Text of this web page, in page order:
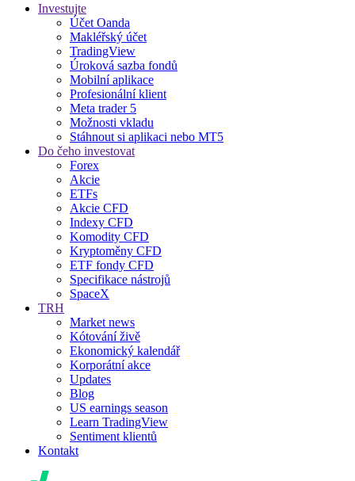
Investujte
Účet Oanda
Makléřský účet
TradingView
Úroková sazba fondů
Mobilní aplikace
Profesionální klient
Meta trader 5
Možnosti vkladu
Stáhnout si aplikaci nebo MT5
Do čeho investovat
Forex
Akcie
ETFs
Akcie CFD
Indexy CFD
Komodity CFD
Kryptoměny CFD
ETF fondy CFD
Specifikace nástrojů
SpaceX
TRH
Market news
Kótování živě
Ekonomický kalendář
Korporátní akce
Updates
Blog
US earnings season
Learn TradingView
Sentiment klientů
Kontakt